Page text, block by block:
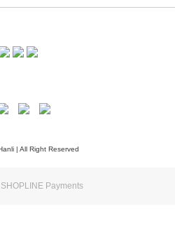
| All Right Reserved
SHOPLINE Payments